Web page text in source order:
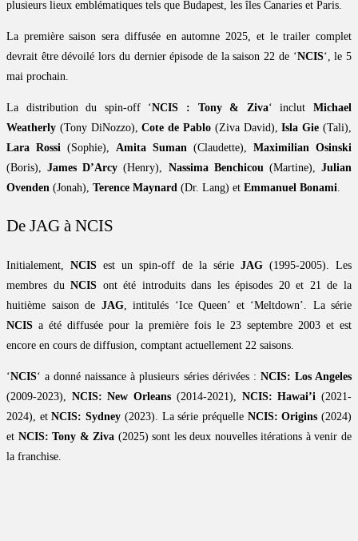
plusieurs lieux emblématiques tels que Budapest, les îles Canaries et Paris.
La première saison sera diffusée en automne 2025, et le trailer complet
devrait être dévoilé lors du dernier épisode de la saison 22 de ‘NCIS‘, le 5
mai prochain.
La distribution du spin-off ‘NCIS : Tony & Ziva‘ inclutMichael
Weatherly (Tony DiNozzo),Cote de Pablo (Ziva David),Isla Gie (Tali),
Lara Rossi (Sophie), Amita Suman (Claudette), Maximilian Osinski
(Boris),James D’Arcy (Henry), Nassima Benchicou(Martine),Julian
Ovenden (Jonah), Terence Maynard (Dr. Lang) et Emmanuel Bonami.
De JAG à NCIS
Initialement,NCIS est un spin-off de la série JAG(1995-2005). Les
membres duNCIS ont été introduits dans les épisodes 20 et 21 de la
huitième saison de JAG, intitulés ‘Ice Queen’ et ‘Meltdown’. La série
NCIS a été diffusée pour la première fois le 23 septembre 2003 et est
encore en cours de diffusion, comptant actuellement 22 saisons.
‘NCIS‘ a donné naissance à plusieurs séries dérivées : NCIS: Los Angeles
(2009-2023), NCIS: New Orleans (2014-2021), NCIS: Hawai’i (2021-
2024), etNCIS: Sydney (2023). La série préquelle NCIS: Origins (2024)
et NCIS: Tony & Ziva (2025) sont les deux nouvelles itérations à venir de
la franchise.